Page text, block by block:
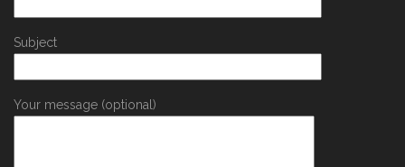
Subject
Your message (optional)